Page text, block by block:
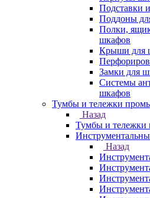
Подставки
Поддоны
Полки,
шкафов
Крыши для
Замки для
Системы
шкафов
Тумбы и тележки
Назад
Тумбы и
Назад